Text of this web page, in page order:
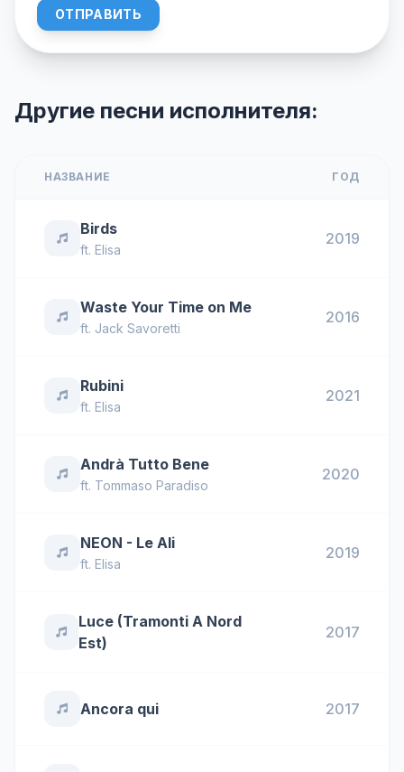
ОТПРАВИТЬ
Другие песни исполнителя:
НАЗВАНИЕ ГОД
Birds
ft. Elisa
2019
Waste Your Time on Me
ft. Jack Savoretti
2016
Rubini
ft. Elisa
2021
Andrà Tutto Bene
ft. Tommaso Paradiso
2020
NEON - Le Ali
ft. Elisa
2019
Luce (Tramonti A Nord
Est)
2017
Ancora qui 2017